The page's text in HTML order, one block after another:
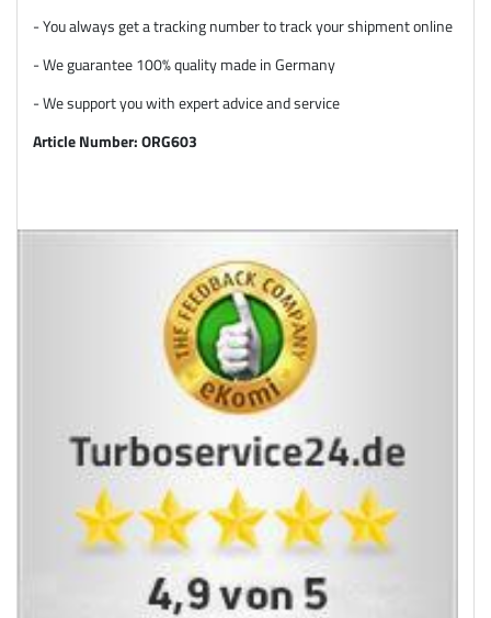
- You always get a tracking number to track your shipment online
- We guarantee 100% quality made in Germany
- We support you with expert advice and service
Article Number: ORG603